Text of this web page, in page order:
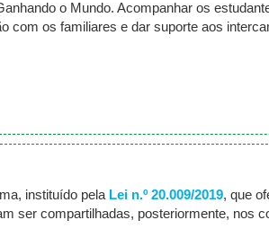
o Mundo. Acompanhar os
os familiares e dar suporte aos
instituído pela Lei n.º 20.009/2019, que
ser compartilhadas, posteriormente, nos